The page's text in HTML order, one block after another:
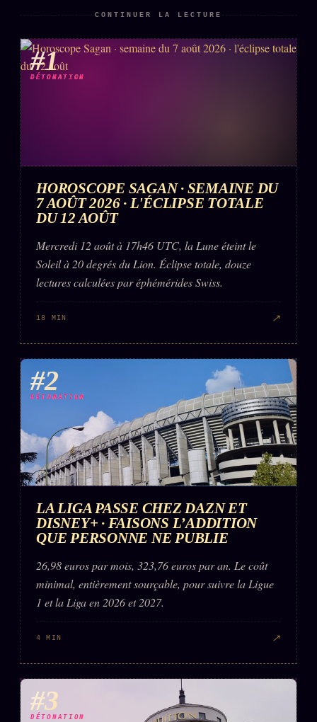
CONTINUER LA LECTURE
#1
DÉTONATION
HOROSCOPE SAGAN · SEMAINE DU
7 AOÛT 2026 · L'ÉCLIPSE TOTALE
DU 12 AOÛT
Mercredi 12 août à 17h46 UTC, la Lune éteint le
Soleil à 20 degrés du Lion. Éclipse totale, douze
lectures calculées par éphémérides Swiss.
18 MIN ↗
#2
DÉTONATION
LA LIGA PASSE CHEZ DAZN ET
DISNEY+ · FAISONS L’ADDITION
QUE PERSONNE NE PUBLIE
26,98 euros par mois, 323,76 euros par an. Le coût
minimal, entièrement sourçable, pour suivre la Ligue
1 et la Liga en 2026 et 2027.
4 MIN ↗
#3
DÉTONATION